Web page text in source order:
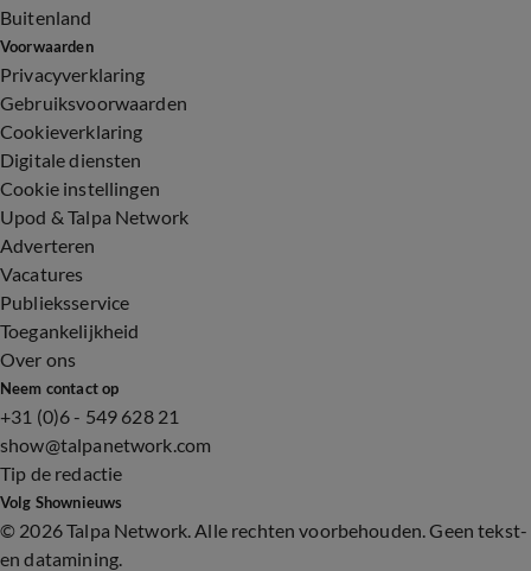
Buitenland
Voorwaarden
Privacyverklaring
Gebruiksvoorwaarden
Cookieverklaring
Digitale diensten
Cookie instellingen
Upod & Talpa Network
Adverteren
Vacatures
Publieksservice
Toegankelijkheid
Over ons
Neem contact op
+31 (0)6 - 549 628 21
show@talpanetwork.com
Tip de redactie
Volg Shownieuws
© 2026 Talpa Network. Alle rechten voorbehouden. Geen tekst-
en datamining.